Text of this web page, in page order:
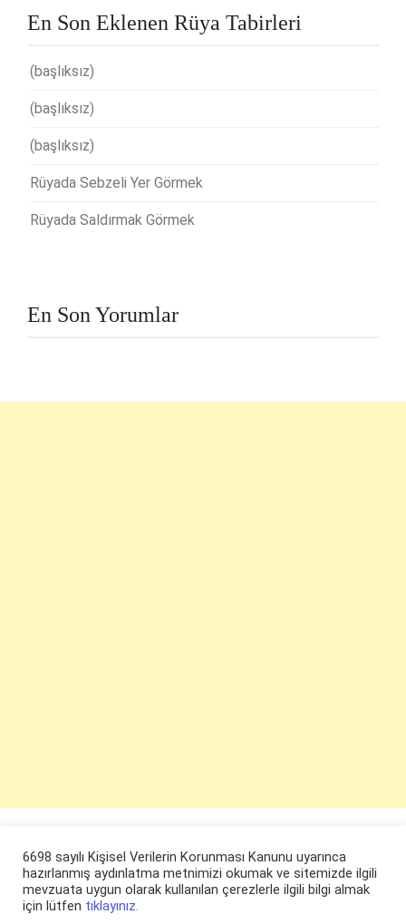
En Son Eklenen Rüya Tabirleri
(başlıksız)
(başlıksız)
(başlıksız)
Rüyada Sebzeli Yer Görmek
Rüyada Saldırmak Görmek
En Son Yorumlar
6698 sayılı Kişisel Verilerin Korunması Kanunu uyarınca
hazırlanmış aydınlatma metnimizi okumak ve sitemizde ilgili
mevzuata uygun olarak kullanılan çerezlerle ilgili bilgi almak
için lütfen tıklayınız.